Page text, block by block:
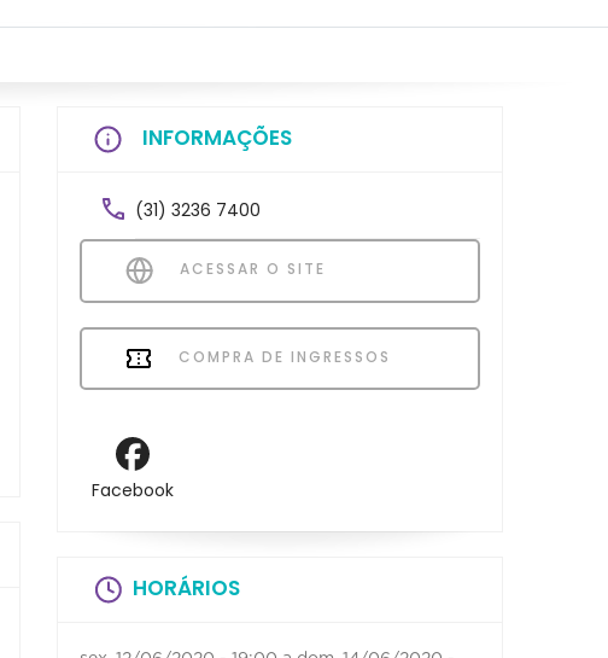
INFORMAÇÕES
(31) 3236 7400
ACESSAR O SITE
COMPRA DE INGRESSOS
Facebook
HORÁRIOS